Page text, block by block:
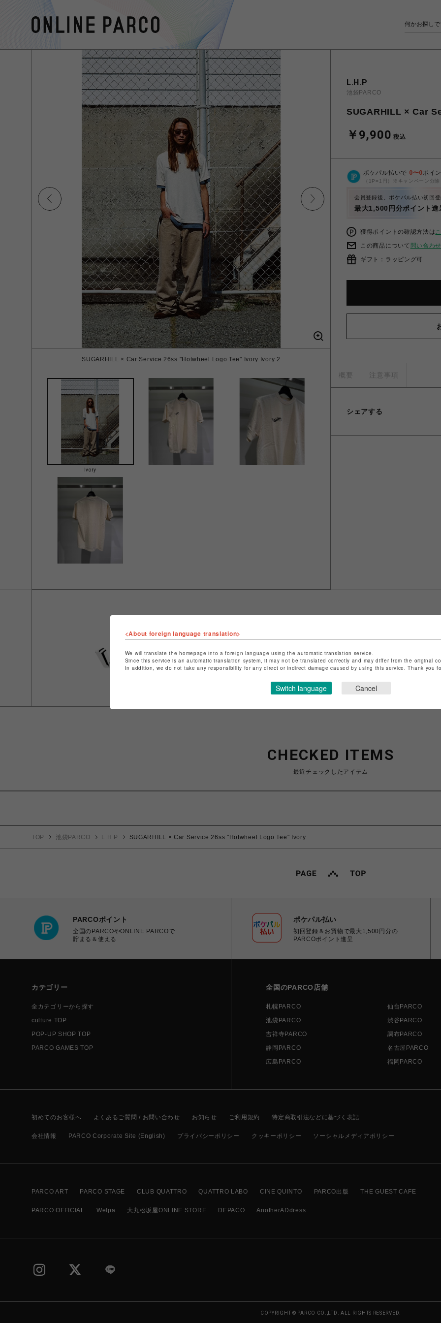
SUGARHILL × Car Service 26ss "Hotwheel Logo Tee" Ivory Ivory 2
Ivory
L.H.P
池袋PARCO
SUGARHILL × Car
￥9,900 税込
ポケパル払いで 0〜0ポイ
（1P=1円）※キャンペーン分除
会員登録後、ポケパル払い初回
最大1,500円分ポイント進
獲得ポイントの確認方法は
この商品について 問い合わ
ギフト：ラッピング可
概要 注意事項
シェアする
ショップ名
特定商取引法など法令に基づく表記はこちら
ショップお問い合わせはこちら
CHECKED ITEMS
最近チェックしたアイテム
TOP 池袋PARCO L.H.P SUGARHILL × Car Service 26ss "Hotwheel Logo Tee" Ivory
PARCOポイント
全国のPARCOやONLINE PARCOで
貯まる＆使える
ポケパル払い
初回登録＆お買物で最大1,500円分の
PARCOポイント進呈
カテゴリー
全カテゴリーから探す
culture TOP
POP-UP SHOP TOP
PARCO GAMES TOP
全国のPARCO店舗
札幌PARCO 仙台PARCO
池袋PARCO
渋谷PARCO
吉祥寺PARCO
調布PARCO
静岡PARCO
名古屋PARCO
広島PARCO
福岡PARCO
初めてのお客様へ よくあるご質問 / お問い合わせ お知らせ ご利用規約 特定商取引法などに基づく表記
会社情報 PARCO Corporate Site (English) プライバシーポリシー クッキーポリシー ソーシャルメディアポリシー
PARCO ART PARCO STAGE CLUB QUATTRO QUATTRO LABO CINE QUINTO PARCO出版 THE GUEST CAFE
PARCO OFFICIAL Welpa 大丸松坂屋ONLINE STORE DEPACO AnotherADdress
COPYRIGHT © PARCO CO.,LTD. ALL RIGHTS RESERVED.
<About foreign language translation>
We will translate the homepage into a foreign language using the automatic translation service.
Since this service is an automatic translation system, it may not be translated correctly and may differ from the original
In addition, we do not take any responsibility for any direct or indirect damage caused by using this service. Thank you
Switch language Cancel